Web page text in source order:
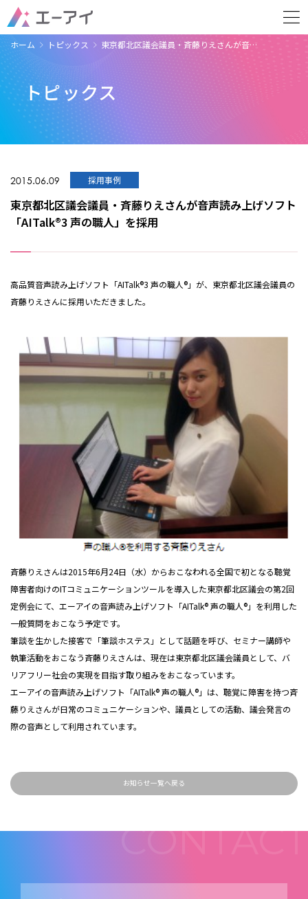
ホーム トピックス 東京都北区議会議員・斉藤りえさんが音…
トピックス
2015.06.09 採用事例
東京都北区議会議員・斉藤りえさんが音声読み上げソフト
「AITalk®3 声の職人」を採用
高品質音声読み上げソフト「AITalk®3 声の職人®」が、東京都北区議会議員の
斉藤りえさんに採用いただきました。
斉藤りえさんは2015年6月24日（水）からおこなわれる全国で初となる聴覚
障害者向けのITコミュニケーションツールを導入した東京都北区議会の第2回
定例会にて、エーアイの音声読み上げソフト「AITalk® 声の職人®」を利用した
一般質問をおこなう予定です。
筆談を生かした接客で「筆談ホステス」として話題を呼び、セミナー講師や
執筆活動をおこなう斉藤りえさんは、現在は東京都北区議会議員として、バ
リアフリー社会の実現を目指す取り組みをおこなっています。
エーアイの音声読み上げソフト「AITalk® 声の職人®」は、聴覚に障害を持つ斉
藤りえさんが日常のコミュニケーションや、議員としての活動、議会発言の
際の音声として利用されています。
お知らせ一覧へ戻る